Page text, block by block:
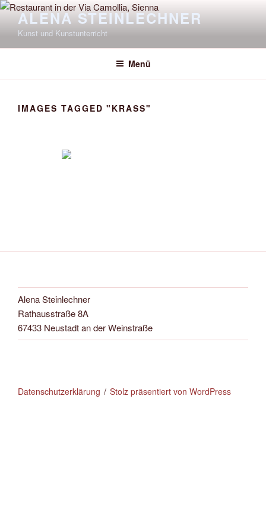
Zum
Inhalt
springen
ALENA STEINLECHNER
Kunst und Kunstunterricht
Menü
IMAGES TAGGED "KRASS"
Alena Steinlechner
Rathausstraße 8A
67433 Neustadt an der Weinstraße
Datenschutzerklärung Stolz präsentiert von WordPress